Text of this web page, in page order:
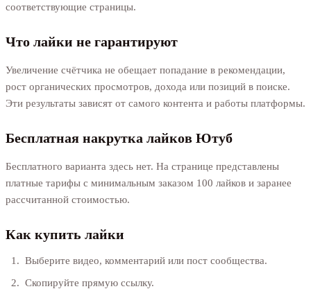
соответствующие страницы.
Что лайки не гарантируют
Увеличение счётчика не обещает попадание в рекомендации,
рост органических просмотров, дохода или позиций в поиске.
Эти результаты зависят от самого контента и работы платформы.
Бесплатная накрутка лайков Ютуб
Бесплатного варианта здесь нет. На странице представлены
платные тарифы с минимальным заказом 100 лайков и заранее
рассчитанной стоимостью.
Как купить лайки
Выберите видео, комментарий или пост сообщества.
Скопируйте прямую ссылку.